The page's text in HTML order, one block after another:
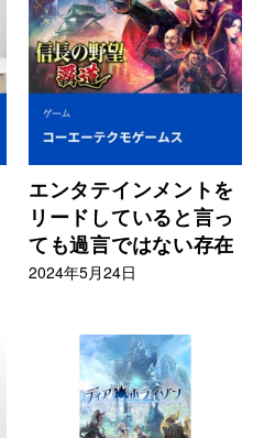
エンタテインメントを
リードしていると言っ
ても過言ではない存在
2024年5月24日